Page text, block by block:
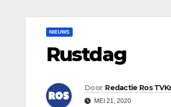
NIEUWS
Rustdag
Door Redactie Ros
MEI 21, 2020